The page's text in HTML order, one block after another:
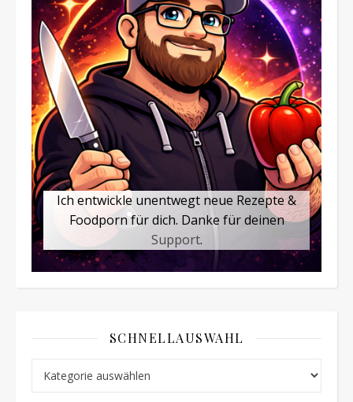
Ich entwickle unentwegt neue Rezepte &
Foodporn für dich. Danke für deinen
Support.
SCHNELLAUSWAHL